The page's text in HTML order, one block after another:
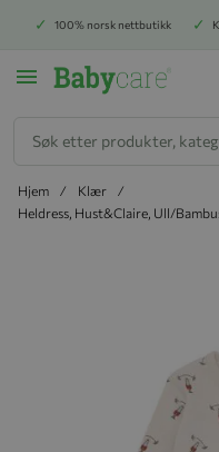
100% norsk nettbutikk
Hjem
Klær
Heldress, Hust&Claire, Ull/